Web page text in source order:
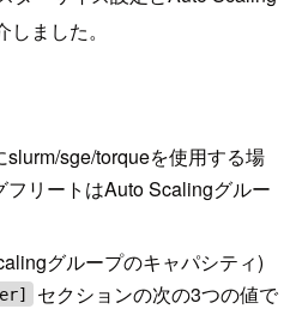
ました。
sge/torqueを使用する場
リートはAuto Scalingグルー
グループのキャパシティ)
セクションの次の3つの値で